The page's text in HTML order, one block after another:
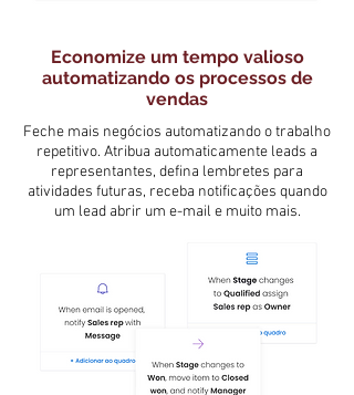
Economize um tempo valioso
automatizando os processos de
vendas
Feche mais negócios automatizando o trabalho
repetitivo. Atribua automaticamente leads a
representantes, defina lembretes para
atividades futuras, receba notificações quando
um lead abrir um e-mail e muito mais.